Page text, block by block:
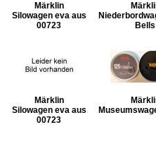
Märklin
Silowagen eva aus
00723
Bells
Märklin
Silowagen eva aus
00723